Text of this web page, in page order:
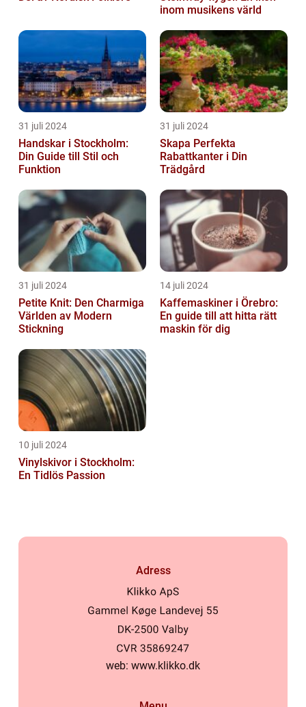
inom musikens värld
31 juli 2024
Handskar i Stockholm:
Din Guide till Stil och
Funktion
31 juli 2024
Skapa Perfekta
Rabattkanter i Din
Trädgård
31 juli 2024
Petite Knit: Den Charmiga
Världen av Modern
Stickning
14 juli 2024
Kaffemaskiner i Örebro:
En guide till att hitta rätt
maskin för dig
10 juli 2024
Vinylskivor i Stockholm:
En Tidlös Passion
Adress
web: www.klikko.dk